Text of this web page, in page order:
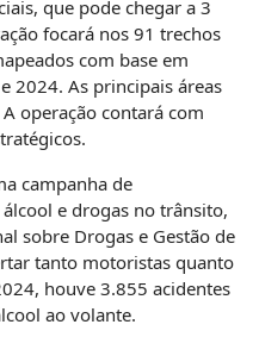
que pode chegar a 3
focará nos 91 trechos
com base em
2024. As principais áreas
operação contará com
campanha de
e drogas no trânsito,
sobre Drogas e Gestão de
tanto motoristas quanto
houve 3.855 acidentes
ao volante.